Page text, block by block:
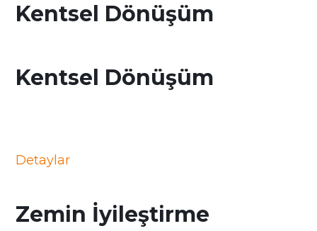
Kentsel Dönüşüm
Kentsel Dönüşüm
Detaylar
Zemin İyileştirme